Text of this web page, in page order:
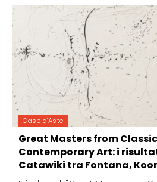
Case d'Aste
Great Masters from
Contemporary Art: i
Catawiki tra Fontana,